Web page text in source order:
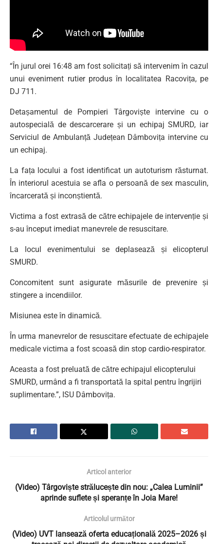
“În jurul orei 16:48 am fost solicitați să intervenim în cazul
unui eveniment rutier produs în localitatea Racovița, pe
DJ 711.
Detașamentul de Pompieri Târgoviște intervine cu o
autospecială de descarcerare și un echipaj SMURD, iar
Serviciul de Ambulanță Județean Dâmbovița intervine cu
un echipaj.
La fața locului a fost identificat un autoturism răsturnat.
În interiorul acestuia se afla o persoană de sex masculin,
încarcerată și inconștientă.
Victima a fost extrasă de către echipajele de intervenție și
s-au început imediat manevrele de resuscitare.
La locul evenimentului se deplasează și elicopterul
SMURD.
Concomitent sunt asigurate măsurile de prevenire și
stingere a incendiilor.
Misiunea este în dinamică.
În urma manevrelor de resuscitare efectuate de echipajele
medicale victima a fost scoasă din stop cardio-respirator.
Aceasta a fost preluată de către echipajul elicopterului
SMURD, urmând a fi transportată la spital pentru îngrijiri
suplimentare.”, ISU Dâmbovița.
Articol anterior
(Video) Târgoviște strălucește din nou: „Calea Luminii”
aprinde suflete și speranțe în Joia Mare!
Articolul următor
(Video) UVT lansează oferta educațională 2025–2026 și